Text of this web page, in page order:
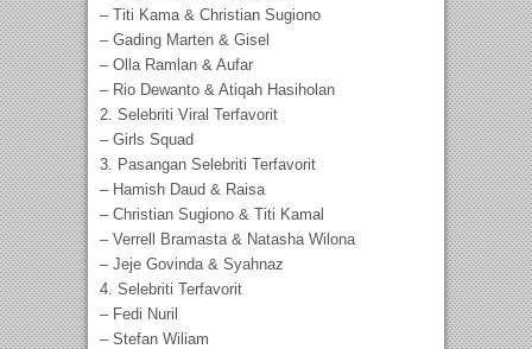
– Titi Kama & Christian Sugiono
– Gading Marten & Gisel
– Olla Ramlan & Aufar
– Rio Dewanto & Atiqah Hasiholan
2. Selebriti Viral Terfavorit
– Girls Squad
3. Pasangan Selebriti Terfavorit
– Hamish Daud & Raisa
– Christian Sugiono & Titi Kamal
– Verrell Bramasta & Natasha Wilona
– Jeje Govinda & Syahnaz
4. Selebriti Terfavorit
– Fedi Nuril
– Stefan Wiliam